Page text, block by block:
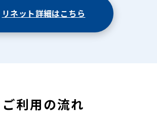
リネット詳細はこちら
ご利用の流れ